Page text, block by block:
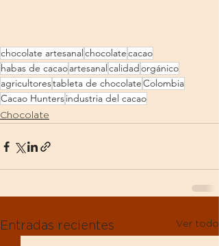
chocolate artesanal chocolatecacao
habas de cacaoartesanal calidad orgánico
agricultorestableta de chocolateColombia
Cacao Huntersindustria del cacao
Chocolate
Entradas recientes Ver todo